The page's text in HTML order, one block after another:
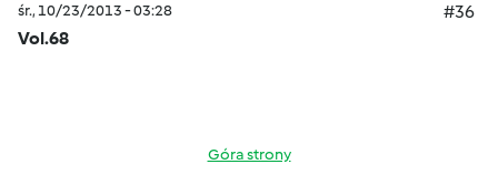
śr., 10/23/2013 - 03:28
#36
Vol.68
Góra strony